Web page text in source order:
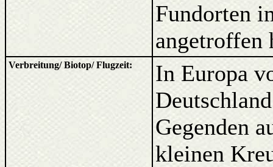
Fundorten
angetroffen
Verbreitung/ Biotop/ Flugzeit:
In Europa
Gegenden
kleinen